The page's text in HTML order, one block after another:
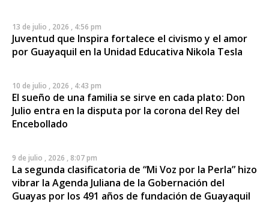
13 de julio , 2026 , 4:56 pm
Juventud que Inspira fortalece el civismo y el amor
por Guayaquil en la Unidad Educativa Nikola Tesla
10 de julio , 2026 , 4:43 pm
El sueño de una familia se sirve en cada plato: Don
Julio entra en la disputa por la corona del Rey del
Encebollado
9 de julio , 2026 , 8:07 pm
La segunda clasificatoria de “Mi Voz por la Perla” hizo
vibrar la Agenda Juliana de la Gobernación del
Guayas por los 491 años de fundación de Guayaquil